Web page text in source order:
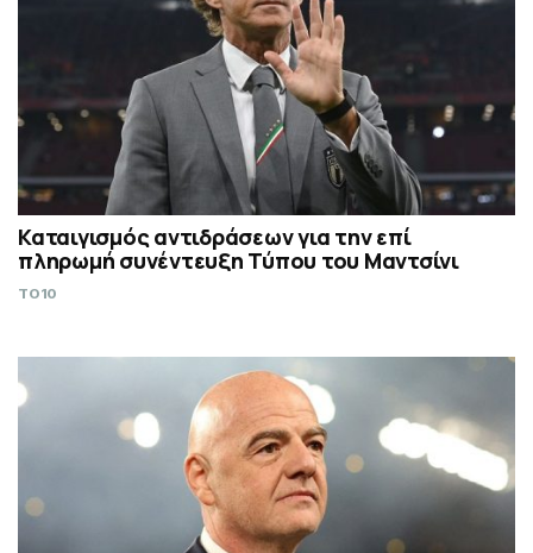
Καταιγισμός αντιδράσεων για την επί
πληρωμή συνέντευξη Τύπου του Μαντσίνι
TO10